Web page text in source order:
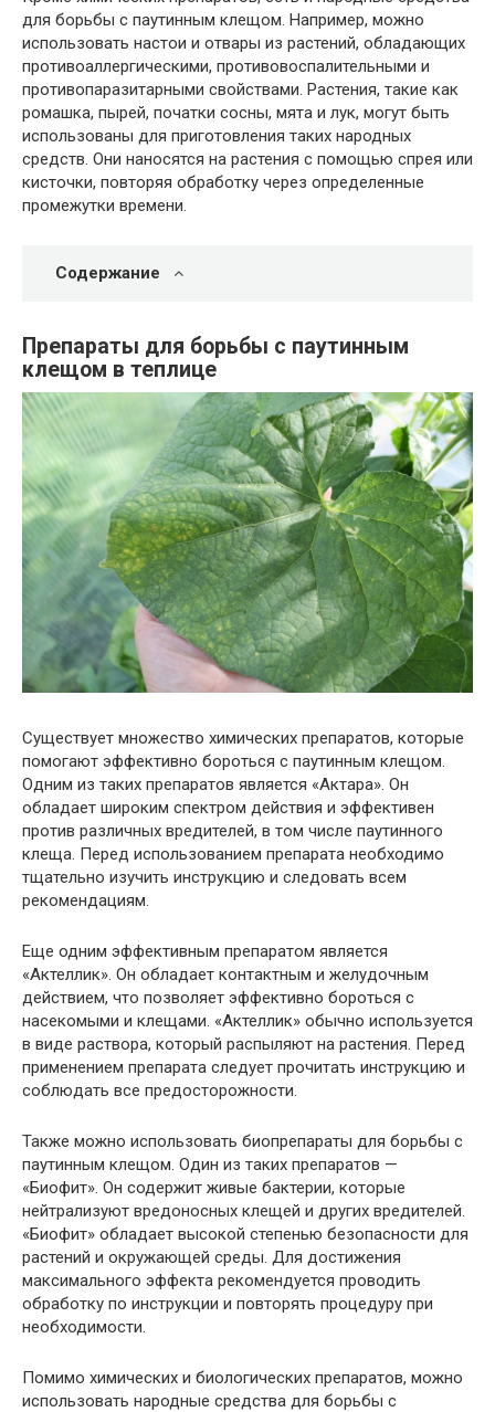
для борьбы с паутинным клещом. Например, можно
использовать настои и отвары из растений, обладающих
противоаллергическими, противовоспалительными и
противопаразитарными свойствами. Растения, такие как
ромашка, пырей, початки сосны, мята и лук, могут быть
использованы для приготовления таких народных
средств. Они наносятся на растения с помощью спрея или
кисточки, повторяя обработку через определенные
промежутки времени.
Содержание
Препараты для борьбы с паутинным
клещом в теплице
Существует множество химических препаратов, которые
помогают эффективно бороться с паутинным клещом.
Одним из таких препаратов является «Актара». Он
обладает широким спектром действия и эффективен
против различных вредителей, в том числе паутинного
клеща. Перед использованием препарата необходимо
тщательно изучить инструкцию и следовать всем
рекомендациям.
Еще одним эффективным препаратом является
«Актеллик». Он обладает контактным и желудочным
действием, что позволяет эффективно бороться с
насекомыми и клещами. «Актеллик» обычно используется
в виде раствора, который распыляют на растения. Перед
применением препарата следует прочитать инструкцию и
соблюдать все предосторожности.
Также можно использовать биопрепараты для борьбы с
паутинным клещом. Один из таких препаратов —
«Биофит». Он содержит живые бактерии, которые
нейтрализуют вредоносных клещей и других вредителей.
«Биофит» обладает высокой степенью безопасности для
растений и окружающей среды. Для достижения
максимального эффекта рекомендуется проводить
обработку по инструкции и повторять процедуру при
необходимости.
Помимо химических и биологических препаратов, можно
использовать народные средства для борьбы с